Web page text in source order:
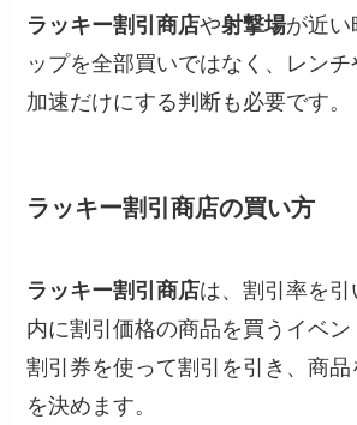
ラッキー割引商店や射撃場が近い
ップを全部買いではなく、レン
加速だけにする判断も必要です。
ラッキー割引商店の買い方
ラッキー割引商店は、割引率を
内に割引価格の商品を買うイベン
割引券を使って割引を引き、商
を決めます。